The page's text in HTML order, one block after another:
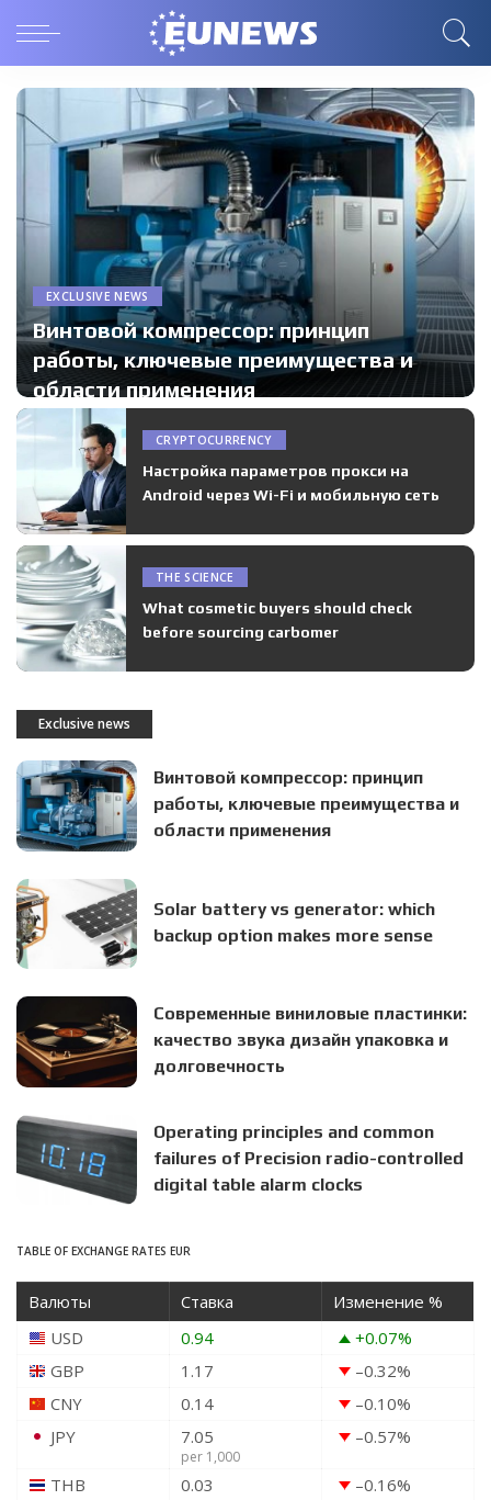
EXCLUSIVE NEWS
Винтовой компрессор: принцип
работы, ключевые преимущества и
области применения
CRYPTOCURRENCY
Настройка параметров прокси на
Android через Wi-Fi и мобильную сеть
THE SCIENCE
What cosmetic buyers should check
before sourcing carbomer
Exclusive news
Винтовой компрессор: принцип
работы, ключевые преимущества и
области применения
Solar battery vs generator: which
backup option makes more sense
Современные виниловые пластинки:
качество звука дизайн упаковка и
долговечность
Operating principles and common
failures of Precision radio-controlled
digital table alarm clocks
TABLE OF EXCHANGE RATES EUR
Валюты Ставка
Изменение %
USD
0.94 +0.07%
GBP
1.17 –0.32%
CNY
0.14 –0.10%
JPY
7.05
per 1,000
–0.57%
THB 0.03 –0.16%